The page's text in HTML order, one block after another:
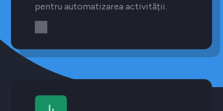
pentru automatizarea activității.